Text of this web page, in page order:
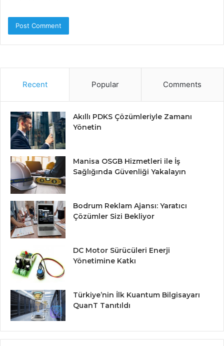
Recent Popular Comments
Akıllı PDKS Çözümleriyle Zamanı
Yönetin
Manisa OSGB Hizmetleri ile İş
Sağlığında Güvenliği Yakalayın
Bodrum Reklam Ajansı: Yaratıcı
Çözümler Sizi Bekliyor
DC Motor Sürücüleri Enerji
Yönetimine Katkı
Türkiye’nin İlk Kuantum Bilgisayarı
QuanT Tanıtıldı